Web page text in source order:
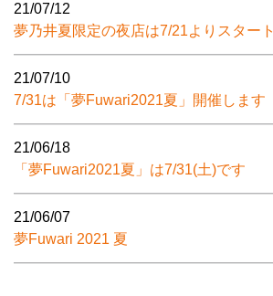
21/07/12
夢乃井夏限定の夜店は7/21よりスタート
21/07/10
7/31は「夢Fuwari2021夏」開催します
21/06/18
「夢Fuwari2021夏」は7/31(土)です
21/06/07
夢Fuwari 2021 夏